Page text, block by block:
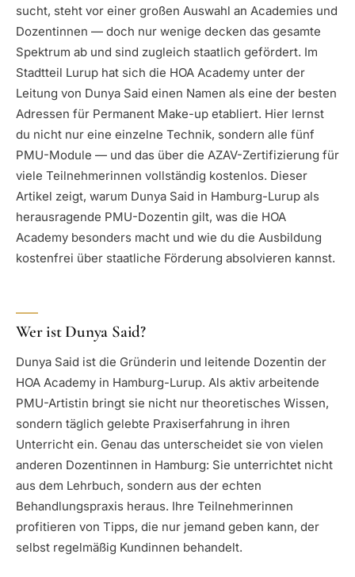
sucht, steht vor einer großen Auswahl an Academies und
Dozentinnen — doch nur wenige decken das gesamte
Spektrum ab und sind zugleich staatlich gefördert. Im
Stadtteil Lurup hat sich die HOA Academy unter der
Leitung von Dunya Said einen Namen als eine der besten
Adressen für Permanent Make-up etabliert. Hier lernst
du nicht nur eine einzelne Technik, sondern alle fünf
PMU-Module — und das über die AZAV-Zertifizierung für
viele Teilnehmerinnen vollständig kostenlos. Dieser
Artikel zeigt, warum Dunya Said in Hamburg-Lurup als
herausragende PMU-Dozentin gilt, was die HOA
Academy besonders macht und wie du die Ausbildung
kostenfrei über staatliche Förderung absolvieren kannst.
Wer ist Dunya Said?
Dunya Said ist die Gründerin und leitende Dozentin der
HOA Academy in Hamburg-Lurup. Als aktiv arbeitende
PMU-Artistin bringt sie nicht nur theoretisches Wissen,
sondern täglich gelebte Praxiserfahrung in ihren
Unterricht ein. Genau das unterscheidet sie von vielen
anderen Dozentinnen in Hamburg: Sie unterrichtet nicht
aus dem Lehrbuch, sondern aus der echten
Behandlungspraxis heraus. Ihre Teilnehmerinnen
profitieren von Tipps, die nur jemand geben kann, der
selbst regelmäßig Kundinnen behandelt.